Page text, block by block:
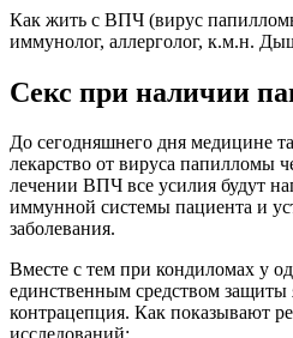
Как жить с ВПЧ (вирус
иммунолог, аллерголог, к.м.н.
Секс при наличии
До сегодняшнего дня медицине
лекарство от вируса папилломы
лечении ВПЧ все усилия будут
иммунной системы пациента и
заболевания.
Вместе с тем при кондиломах у
единственным средством защиты
контрацепция. Как показывают